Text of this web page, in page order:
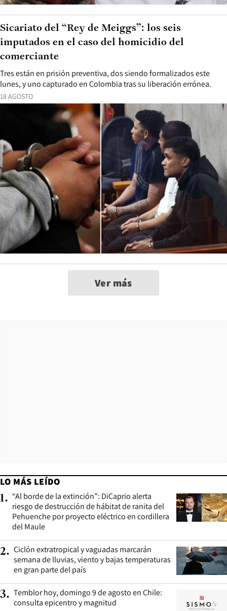
18 AGOSTO
Tres están en prisión preventiva, dos siendo formalizados este
lunes, y uno capturado en Colombia tras su liberación errónea.
Sicariato del “Rey de Meiggs”: los seis
imputados en el caso del homicidio del
comerciante
Ver más
LO MÁS LEÍDO
1. “Al borde de la extinción”: DiCaprio alerta
riesgo de destrucción de hábitat de ranita del
Pehuenche por proyecto eléctrico en cordillera
del Maule
2. Ciclón extratropical y vaguadas marcarán
semana de lluvias, viento y bajas temperaturas
en gran parte del país
3. Temblor hoy, domingo 9 de agosto en Chile:
consulta epicentro y magnitud